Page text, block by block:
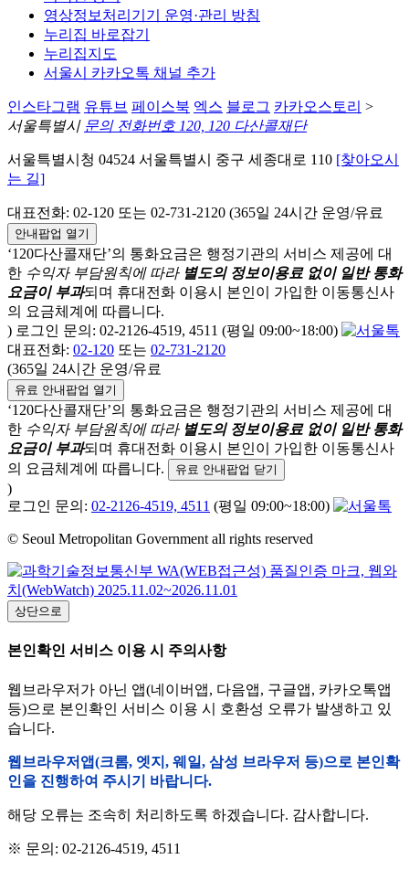
영상정보처리기기 운영·관리 방침
누리집 바로잡기
누리집지도
서울시 카카오톡 채널 추가
인스타그램 유튜브 페이스북 엑스 블로그 카카오스토리 >
서울특별시 문의 전화번호 120, 120 다산콜재단
서울특별시청 04524 서울특별시 중구 세종대로 110 [찾아오시
는 길]
대표전화: 02-120 또는 02-731-2120 (365일 24시간 운영/유료
안내팝업 열기
‘120다산콜재단’의 통화요금은 행정기관의 서비스 제공에 대
한 수익자 부담원칙에 따라 별도의 정보이용료 없이 일반 통화
요금이 부과되며 휴대전화 이용시 본인이 가입한 이동통신사
의 요금체계에 따릅니다.
) 로그인 문의: 02-2126-4519, 4511 (평일 09:00~18:00)
대표전화: 02-120 또는 02-731-2120
(365일 24시간 운영/유료
유료 안내팝업 열기
‘120다산콜재단’의 통화요금은 행정기관의 서비스 제공에 대
한 수익자 부담원칙에 따라 별도의 정보이용료 없이 일반 통화
요금이 부과되며 휴대전화 이용시 본인이 가입한 이동통신사
의 요금체계에 따릅니다.
유료 안내팝업 닫기
)
로그인 문의: 02-2126-4519, 4511 (평일 09:00~18:00)
© Seoul Metropolitan Government all rights reserved
상단으로
본인확인 서비스 이용 시 주의사항
웹브라우저가 아닌 앱(네이버앱, 다음앱, 구글앱, 카카오톡앱
등)으로 본인확인 서비스 이용 시 호환성 오류가 발생하고 있
습니다.
웹브라우저앱(크롬, 엣지, 웨일, 삼성 브라우저 등)으로 본인확
인을 진행하여 주시기 바랍니다.
해당 오류는 조속히 처리하도록 하겠습니다. 감사합니다.
※ 문의: 02-2126-4519, 4511